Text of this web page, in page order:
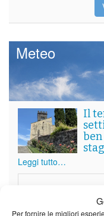
Per fornire le migliori
Meteo
Il
Leggi tutto…